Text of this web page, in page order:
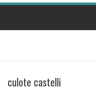
culote castelli